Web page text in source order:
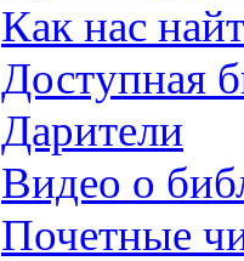
Как нас
Доступная
Дарители
Видео о
Почетные